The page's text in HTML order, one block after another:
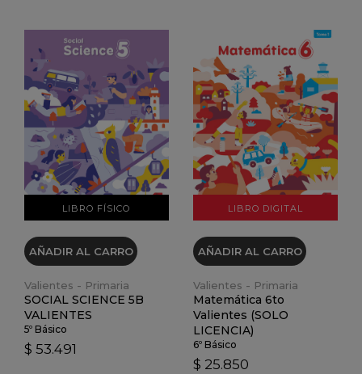
LIBRO FÍSICO
VER DETALLES
AÑADIR AL CARRO
Valientes - Primaria
SOCIAL SCIENCE 5B
VALIENTES
5º Básico
$ 53.491
LIBRO DIGITAL
VER DETALLES
AÑADIR AL CARRO
Valientes - Primaria
Matemática 6to
Valientes (SOLO
LICENCIA)
6º Básico
$ 25.850